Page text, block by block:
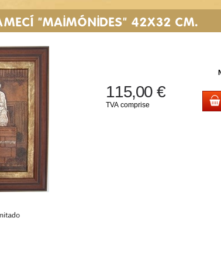
"MAIMÓNIDES" 42X32 CM.
115,00 €
TVA comprise